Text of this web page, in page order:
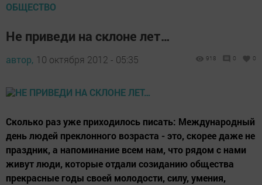
ОБЩЕСТВО
Не приведи на склоне лет…
автор, 10 октября 2012 - 05:35 918 0 0
Сколько раз уже приходилось писать: Международный
день людей преклонного возраста - это, скорее даже не
праздник, а напоминание всем нам, что рядом с нами
живут люди, которые отдали созиданию общества
прекрасные годы своей молодости, силу, умения,